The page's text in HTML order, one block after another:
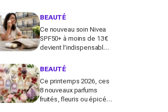
de freiner leur apparition
BEAUTÉ
Ce nouveau soin Nivea
SPF50+ à moins de 13 €
devient l’indispensable
pour éviter les dégâts du
BEAUTÉ
Ce printemps 2026, ces
8 nouveaux parfums
fruités, fleuris ou épicés